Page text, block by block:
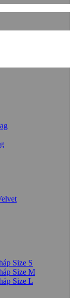
Size S
Size M
Size L